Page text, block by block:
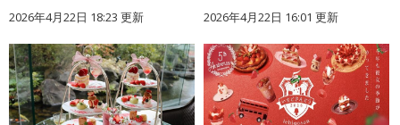
2026年4月22日 18:23 更新 2026年4月22日 16:01 更新